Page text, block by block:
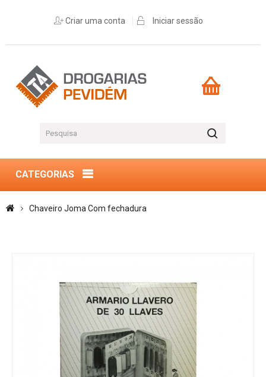
Criar uma conta Iniciar sessão
CATEGORIAS
Chaveiro Joma Com fechadura